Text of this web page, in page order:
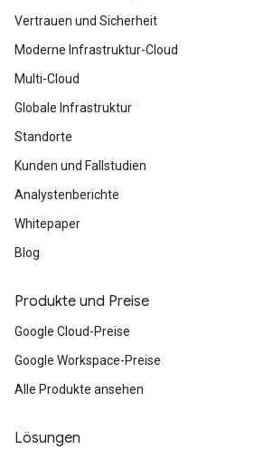
Vertrauen und Sicherheit
Moderne Infrastruktur-Cloud
Multi-Cloud
Globale Infrastruktur
Standorte
Kunden und Fallstudien
Analystenberichte
Whitepaper
Blog
Produkte und Preise
Google Cloud-Preise
Google Workspace-Preise
Alle Produkte ansehen
Lösungen